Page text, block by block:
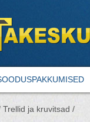
Trellid ja kruvitsad /